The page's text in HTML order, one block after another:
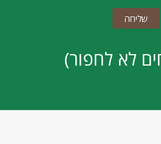
לא לחפור)